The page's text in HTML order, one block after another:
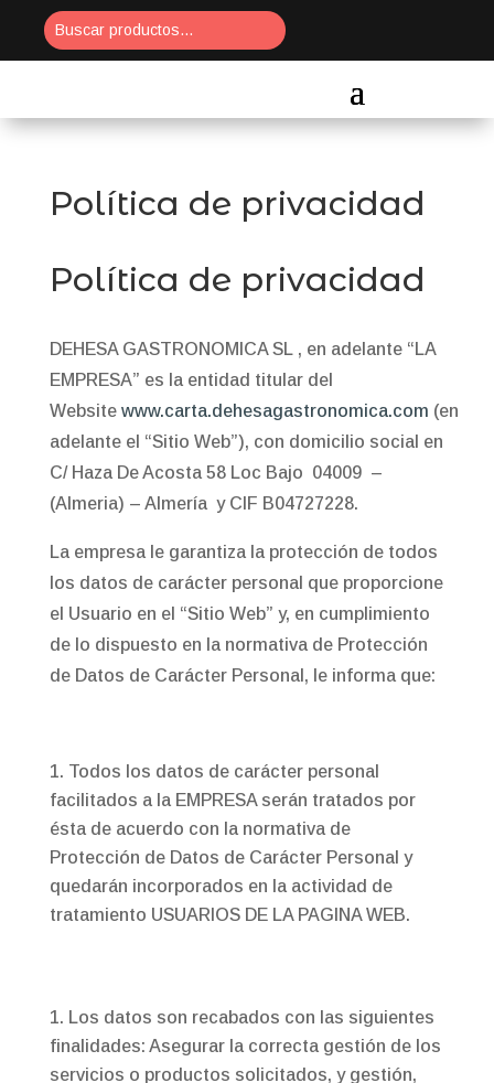
Política de privacidad
Política de privacidad
DEHESA GASTRONOMICA SL , en adelante “LA
EMPRESA” es la entidad titular del
Website www.carta.dehesagastronomica.com (en
adelante el “Sitio Web”), con domicilio social en
C/ Haza De Acosta 58 Loc Bajo 04009 –
(Almeria) – Almería y CIF B04727228.
La empresa le garantiza la protección de todos
los datos de carácter personal que proporcione
el Usuario en el “Sitio Web” y, en cumplimiento
de lo dispuesto en la normativa de Protección
de Datos de Carácter Personal, le informa que:
Todos los datos de carácter personal
facilitados a la EMPRESA serán tratados por
ésta de acuerdo con la normativa de
Protección de Datos de Carácter Personal y
quedarán incorporados en la actividad de
tratamiento USUARIOS DE LA PAGINA WEB.
Los datos son recabados con las siguientes
finalidades: Asegurar la correcta gestión de los
servicios o productos solicitados, y gestión,